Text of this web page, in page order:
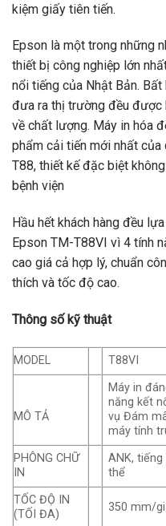
kiệm giấy tiên tiến.
Epson là một trong những
thiết bị công nghiệp lớn
nổi tiếng của Nhật Bản.
đưa ra thị trường đều được
về chất lượng. Máy in hóa
phẩm cải tiến mới nhất
T88, thiết kế đặc biệt
bệnh viện
Hầu hết khách hàng đều
Epson TM-T88VI vì 4 tính
cao giá cả hợp lý, chuẩn
thích và tốc độ cao.
Thông số kỹ thuật
MODEL T88VI
MÔ TẢ
Máy in
năng kết
vụ Đám
máy tính
PHÔNG CHỮ
IN
ANK,
thể
TỐC ĐỘ IN
(TỐI ĐA)
350 mm/